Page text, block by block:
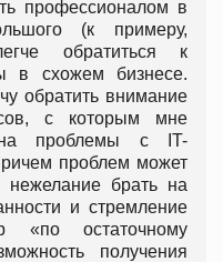
профессионалом в
(к примеру,
обратиться к
в схожем бизнесе.
обратить внимание
с которым мне
на проблемы с IT-
проблем может
брать на
и стремление
«по остаточному
получения